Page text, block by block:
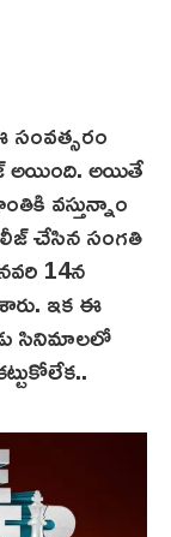
అయింది. అయితే
వస్తున్నాం
చేసిన సంగతి
14న
ఇక ఈ
సినిమాలలో